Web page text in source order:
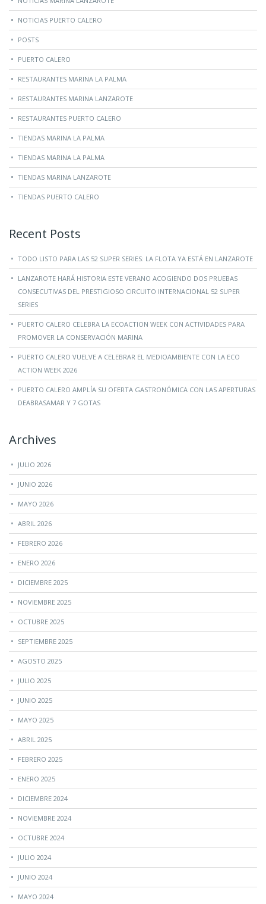
NOTICIAS PUERTO CALERO
POSTS
PUERTO CALERO
RESTAURANTES MARINA LA PALMA
RESTAURANTES MARINA LANZAROTE
RESTAURANTES PUERTO CALERO
TIENDAS MARINA LA PALMA
TIENDAS MARINA LA PALMA
TIENDAS MARINA LANZAROTE
TIENDAS PUERTO CALERO
Recent Posts
TODO LISTO PARA LAS 52 SUPER SERIES: LA FLOTA YA ESTÁ EN LANZAROTE
LANZAROTE HARÁ HISTORIA ESTE VERANO ACOGIENDO DOS PRUEBAS
CONSECUTIVAS DEL PRESTIGIOSO CIRCUITO INTERNACIONAL 52 SUPER
SERIES
PUERTO CALERO CELEBRA LA ECOACTION WEEK CON ACTIVIDADES PARA
PROMOVER LA CONSERVACIÓN MARINA
PUERTO CALERO VUELVE A CELEBRAR EL MEDIOAMBIENTE CON LA ECO
ACTION WEEK 2026
PUERTO CALERO AMPLÍA SU OFERTA GASTRONÓMICA CON LAS APERTURAS
DEABRASAMAR Y 7 GOTAS
Archives
JULIO 2026
JUNIO 2026
MAYO 2026
ABRIL 2026
FEBRERO 2026
ENERO 2026
DICIEMBRE 2025
NOVIEMBRE 2025
OCTUBRE 2025
SEPTIEMBRE 2025
AGOSTO 2025
JULIO 2025
JUNIO 2025
MAYO 2025
ABRIL 2025
FEBRERO 2025
ENERO 2025
DICIEMBRE 2024
NOVIEMBRE 2024
OCTUBRE 2024
JULIO 2024
JUNIO 2024
MAYO 2024